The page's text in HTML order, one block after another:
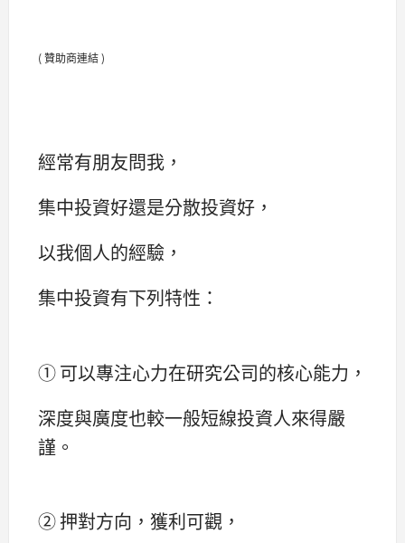
( 贊助商連結 )
經常有朋友問我，
集中投資好還是分散投資好，
以我個人的經驗，
集中投資有下列特性：
① 可以專注心力在研究公司的核心能力，
深度與廣度也較一般短線投資人來得嚴
謹。
② 押對方向，獲利可觀，